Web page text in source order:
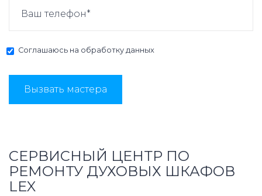
Соглашаюсь на обработку данных
Вызвать мастера
СЕРВИСНЫЙ ЦЕНТР ПО
РЕМОНТУ ДУХОВЫХ ШКАФОВ
LEX